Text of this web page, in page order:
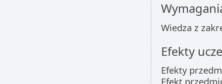
Wiedza z
Efekty
Efekty
Efekt